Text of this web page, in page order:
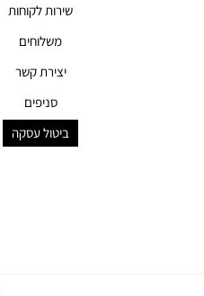
שירות לקוחות
משלוחים
יצירת קשר
סניפים
ביטול עסקה